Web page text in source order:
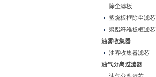
除尘滤板
塑烧板框除尘滤芯
聚酯纤维板框滤芯
油雾收集器
油雾收集器滤芯
油气分离过滤器